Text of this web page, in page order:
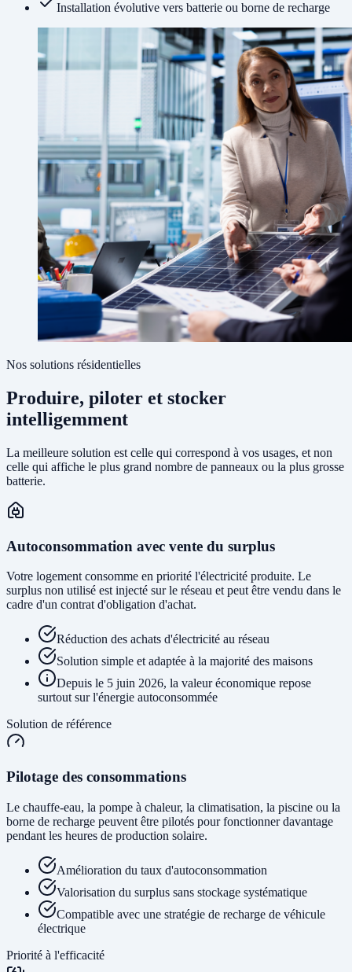
Installation évolutive vers batterie ou borne de recharge
Nos solutions résidentielles
Produire, piloter et stocker
intelligemment
La meilleure solution est celle qui correspond à vos usages, et non
celle qui affiche le plus grand nombre de panneaux ou la plus grosse
batterie.
Autoconsommation avec vente du surplus
Votre logement consomme en priorité l'électricité produite. Le
surplus non utilisé est injecté sur le réseau et peut être vendu dans le
cadre d'un contrat d'obligation d'achat.
Réduction des achats d'électricité au réseau
Solution simple et adaptée à la majorité des maisons
Depuis le 5 juin 2026, la valeur économique repose
surtout sur l'énergie autoconsommée
Solution de référence
Pilotage des consommations
Le chauffe-eau, la pompe à chaleur, la climatisation, la piscine ou la
borne de recharge peuvent être pilotés pour fonctionner davantage
pendant les heures de production solaire.
Amélioration du taux d'autoconsommation
Valorisation du surplus sans stockage systématique
Compatible avec une stratégie de recharge de véhicule
électrique
Priorité à l'efficacité